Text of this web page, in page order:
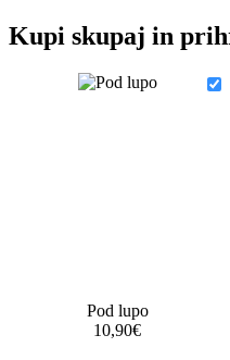
Kupi skupaj in
Pod lupo
10,90€